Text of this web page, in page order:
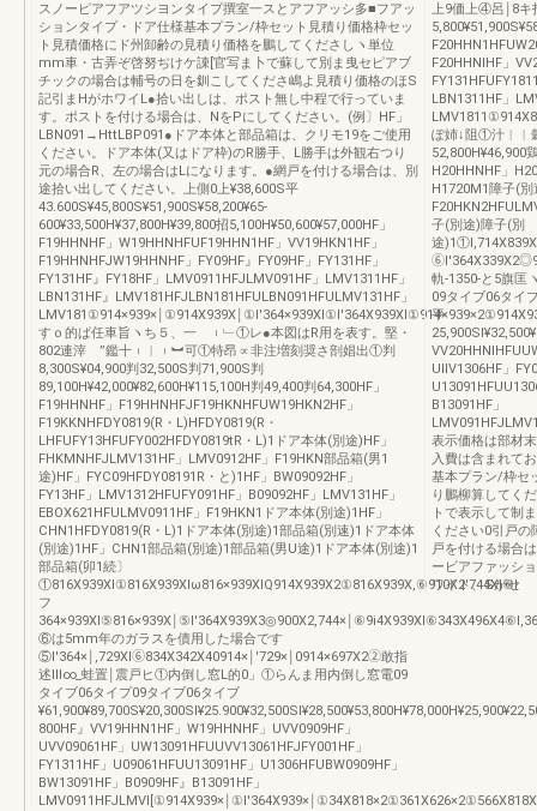
スノーピアフアツシヨンタイプ撰室一スとアフアッシ多■フアッ
ションタイプ・ドア仕様基本プラン/枠セット見積り価格枠セッ
ト見積価格にド州卸齢の見積り価格を鵬してくださしヽ単位
mm車・古弄ぞ啓努ぢけケ諌[官写ま卜で蘇して別ま曳セピアブ
チックの場合は輔号の日を釧こしてくださ嶋よ見積り価格のほS
記引まHがホワイL●拾い出しは、ポスト無し中程で行っていま
す。ポストを付ける場合は、NをPにしてください。(例〕HF」
LBN091→HttLBP091●ドア本体と部品箱は、クリモ19をご使用
ください。ドア本体(又はドア枠)のR勝手、L勝手は外観右つり
元の場合R、左の場合はLになります。●網戸を付ける場合は、別
途拾い出してください。上側0上¥38,600S平
43.600S¥45,800S¥51,900S¥58,200¥65‐
600¥33,500H¥37,800H¥39,800招5,100H¥50,600¥57,000HF」
F19HHNHF」W19HHNHFUF19HHN1HF」VV19HKN1HF」
F19HHNHFJW19HHNHF」FY09HF』FY09HF」FY131HF」
FY131HF』FY18HF」LMV0911HFJLMV091HF」LMV1311HF」
LBN131HF』LMV181HFJLBN181HFULBN091HFULMV131HF」
LMV181①914×939×￨①914X939X￨
すｏ的ぱ任車旨ヽち５、一 ︲﹂①レ●本図はR用を表す。堅・
802連滓 ”鑑十︲︱︲︼可①特昂∝非注増刻奨さ剖娼出①判
8,300S¥04,900判32,500S判71,900S判
89,100H¥42,000¥82,600H¥115,100H判49,400判64,300HF」
F19HHNHF」F19HHNHFJF19HKNHFUW19HKN2HF」
F19KKNHFDY0819(R・L)HFDY0819(R・
LHFUFY13HFUFY002HFDY0819tR・L)1ドア本体(別途)HF」
FHKMNHFJLMV131HF」LMV0912HF」F19HKN部品箱(男1
途)HF」FYC09HFDY08191R・と)1HF」BW09092HF」
FY13HF」LMV1312HFUFY091HF」B09092HF」LMV131HF」
EBOX621HFULMV0911HF」F19HKN1ドア本体(別途)1HF」
CHN1HFDY0819(R・L)1ドア本体(別途)1部品箱(別速)1ドア本体
(別途)1HF」CHN1部品箱(別途)1部品箱(男U途)1ドア本体(別途)1
部品箱(卯1続〕
①816X939Xl①816X939Xlω816×939XlQ914X939X2①816X939X,⑥910X2′744XI⑥l
フ
364×939XI⑤816×939X￨⑤l′364X939X3◎900X2,744×￨
⑥は5mm年のガラスを債用した場合です
⑤l′364×￨,729XI⑥834X342X40914×￨′729×￨0914×697X2②敢指
述Ⅲ∞_蛙置￨震戸ヒ①内倒し窓L的0」①らんま用内倒し窓電09
タイブ06タイプ09タイブ06タイブ
800HF』VV19HHN1HF」W19HHNHF」UVV0909HF」
UVV09061HF」UW13091HFUUVV13061HFJFY001HF」
FY1311HF」U09061HFUU13091HF」U1306HFUBW0909HF」
BW13091HF」B0909HF』B13091HF」
LMV0911HFJLMVl[①914X939×￨①l′364X939×￨
上9価上④呂￨8キ
F20HHNlHF」
LBN1311HF」
ぽ姉↓阻①汁︱︱
52,800H¥46,900
H20HHNHF」
H1720M1障子(
子(別途)障子(別
途
軌-1350‐と5旗
09タイブ06タイ
平
UllV1306HF」
B13091HF」
表示価格は部材
入費は含まれて
基本プラン/枠セ
り鵬柳算してく
トで表示して制
ください0引戸
戸を付ける場合
ービアファッシ
ワイト、Sがセ